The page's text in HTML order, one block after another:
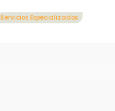
Servicios Especializados